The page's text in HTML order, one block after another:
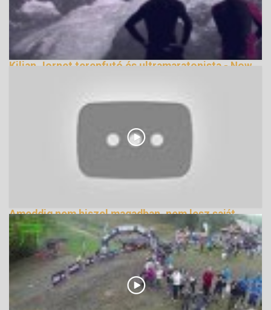
Kilian Jornet terepfutó és ultramaratonista - Now
Ameddig nem hiszel magadban, nem lesz saját
életed
159352 Nézetek